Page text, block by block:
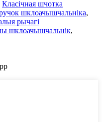
Класічная шчотка
шклоачышчальніка,
рычагі
шклоачышчальнік,